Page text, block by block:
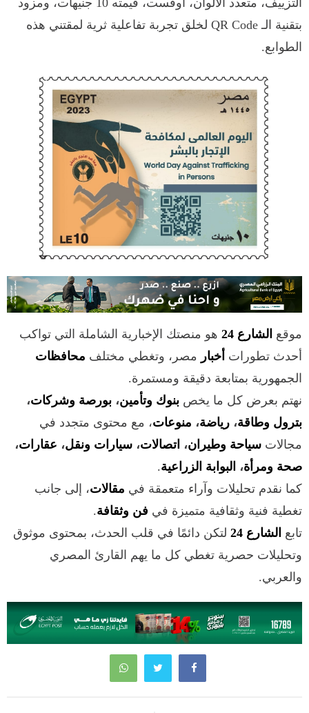
بتقنية الـ QR Code لخلق تجربة تفاعلية ثرية لمقتني هذه
الطوابع.
موقع الشارع 24
هو منصتك الإخبارية الشاملة التي تواكب
أحدث تطورات أخبار مصر، وتغطي مختلف محافظات
الجمهورية بمتابعة دقيقة ومستمرة.
نهتم بعرض كل ما يخص بنوك وتأمين، بورصة وشركات،
بترول وطاقة، رياضة، منوعات، مع محتوى متجدد في
مجالات سياحة وطيران، اتصالات، سيارات ونقل، عقارات،
صحة ومرأة، البوابة الزراعية.
كما نقدم تحليلات وآراء متعمقة في مقالات، إلى جانب
تغطية فنية وثقافية متميزة في فن وثقافة.
تابع الشارع 24
لتكن دائمًا في قلب الحدث، بمحتوى موثوق
وتحليلات حصرية تغطي كل ما يهم القارئ المصري
والعربي.